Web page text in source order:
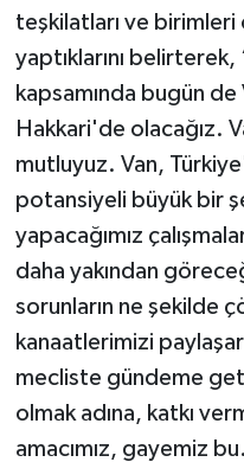
teşkilatları ve birimleri
yaptıklarını
kapsamında bugün de
Hakkari'de olacağız.
mutluyuz. Van,
potansiyeli büyük bir
yapacağımız
daha yakından
sorunların ne şekilde
kanaatlerimizi
mecliste gündeme
olmak adına, katkı
amacımız, gayemiz